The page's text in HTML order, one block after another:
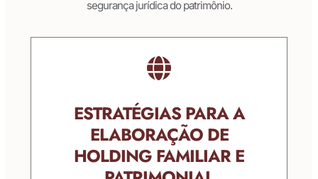
segurança jurídica do patrimônio.
ESTRATÉGIAS PARA A
ELABORAÇÃO DE
HOLDING FAMILIAR E